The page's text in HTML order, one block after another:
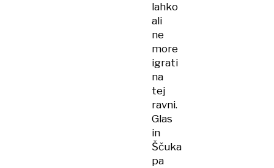
lahko
ali
ne
more
igrati
na
tej
ravni.
Glas
in
Ščuka
pa